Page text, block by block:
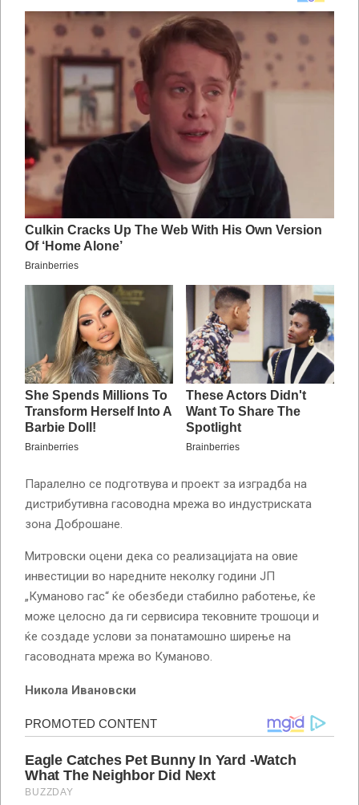
Паралелно се подготвува и проект за изградба на
дистрибутивна гасоводна мрежа во индустриската
зона Доброшане.
Митровски оцени дека со реализацијата на овие
инвестиции во наредните неколку години ЈП
„Куманово гас“ ќе обезбеди стабилно работење, ќе
може целосно да ги сервисира тековните трошоци и
ќе создаде услови за понатамошно ширење на
гасоводната мрежа во Куманово.
Никола Ивановски